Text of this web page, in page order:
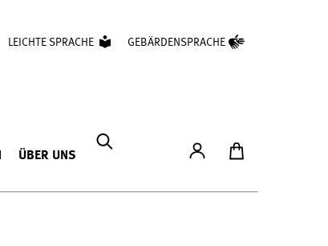
LEICHTE SPRACHE GEBÄRDENSPRACHE
ÜBER UNS
Konto Zum Ticketshop